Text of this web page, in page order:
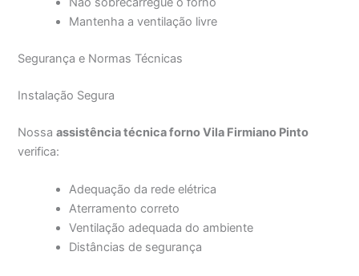
Mantenha a ventilação livre
Segurança e Normas Técnicas
Instalação Segura
Nossaassistência técnica forno Vila Firmiano Pinto
verifica:
Adequação da rede elétrica
Aterramento correto
Ventilação adequada do ambiente
Distâncias de segurança